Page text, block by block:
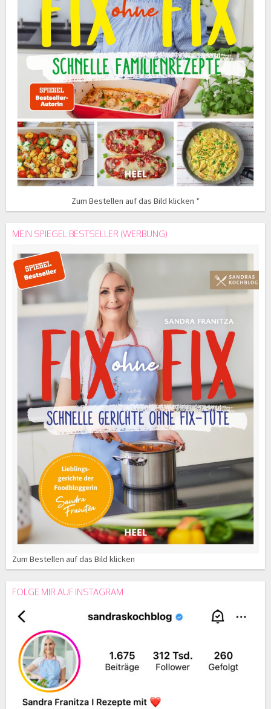
Zum Bestellen auf das Bild klicken *
MEIN SPIEGEL BESTSELLER (WERBUNG)
Zum Bestellen auf das Bild klicken
FOLGE MIR AUF INSTAGRAM